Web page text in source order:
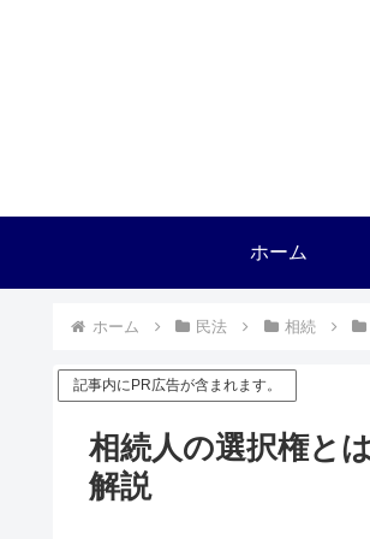
ホーム
ホーム 民法 相続
記事内にPR広告が含まれます。
相続人の選択権と
解説